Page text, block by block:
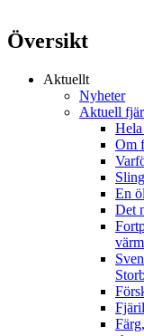
Översikt
Aktuellt
Nyheter
Aktuell
Om
En
Det